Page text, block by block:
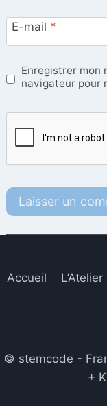
E-mail *
Enregistrer mon
navigateur pour
Accueil
© stemcode -
+